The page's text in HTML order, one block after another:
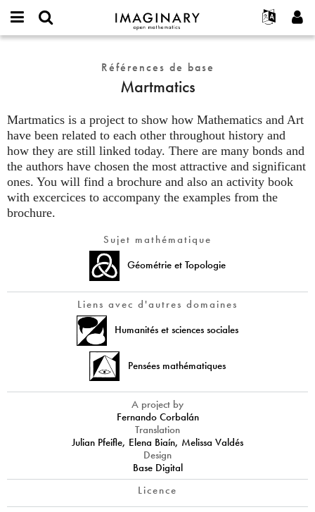
IMAGINARY
open
Français
Deutsch
Español
Türkçe
Programmes
Galeries
Interactif
Films
Textes
Expositions
Plus...
Projets
Participer
*
Créer un nouveau compte
Demander un nouveau mot de passe
Références de base
Martmatics
Martmatics is a project to show how Mathematics and Art
have been related to each other throughout history and
how they are still linked today. There are many bonds and
the authors have chosen the most attractive and significant
ones. You will find a brochure and also an activity book
with excercices to accompany the examples from the
brochure.
Sujet mathématique
Géométrie et Topologie
Liens avec d'autres domaines
Humanités et sciences sociales
Pensées mathématiques
A project by
Fernando Corbalán
Translation
Julian Pfeifle, Elena Biaín, Melissa Valdés
Design
Base Digital
Licence